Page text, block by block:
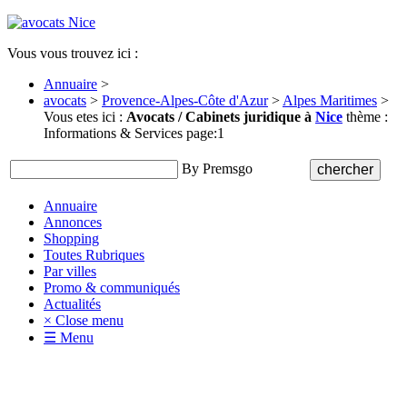
Vous vous trouvez ici :
Annuaire >
avocats > Provence-Alpes-Côte d'Azur> Alpes Maritimes >
Vous etes ici : Avocats / Cabinets juridique à Nice thème :
Informations & Services page:1
By Premsgo
Annuaire
Annonces
Shopping
Toutes Rubriques
Par villes
Promo & communiqués
Actualités
× Close menu
☰ Menu